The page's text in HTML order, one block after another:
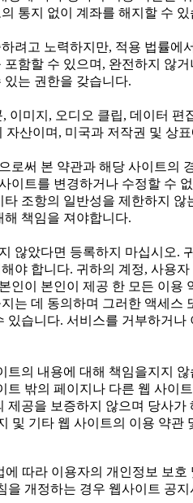
통지 없이 계좌를 해지할 수 있
려고 노력하지만, 적용 법률
함할 수 있으며, 완전하지 않
는 권한을 갖습니다.
미지, 오디오 클립, 데이터
산이며, 미국과 저작권 및 상
써 본 약관과 해당 사이트
트를 변경하거나 수정할 수
조항의 일반성을 제한하지
책임을 져야합니다.
않았다면 등록하지 마십시오
야 합니다. 귀하의 계정, 사용
이 본인이 제공 한 모든 이
는 데 동의하며 그러한 액세
습니다. 서비스를 거부하거
의 내용에 대해 책임을지지
밖의 페이지나 다른 웹 사
공을 보증하지 않으며 당사
및 기타 웹 사이트의 이용 약
에 따라 이용자의 개인정보
개정하는 경우 웹사이트 공